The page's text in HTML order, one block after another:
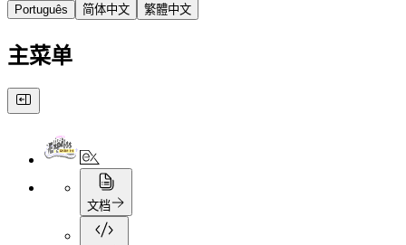
Português
简体中文 繁體中文
主菜单
文档